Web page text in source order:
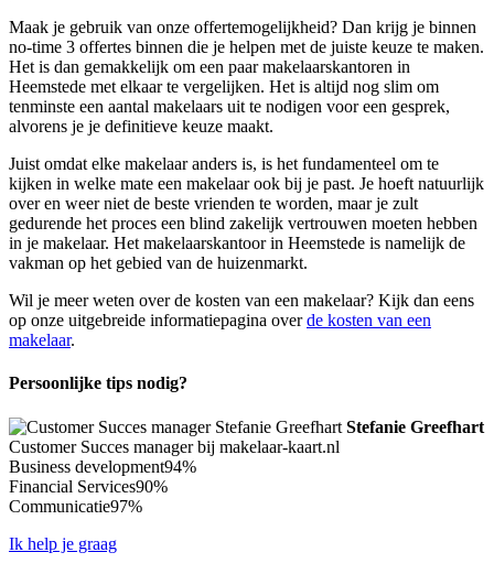
Maak je gebruik van onze offertemogelijkheid? Dan krijg je binnen
no-time 3 offertes binnen die je helpen met de juiste keuze te maken.
Het is dan gemakkelijk om een paar makelaarskantoren in
Heemstede met elkaar te vergelijken. Het is altijd nog slim om
tenminste een aantal makelaars uit te nodigen voor een gesprek,
alvorens je je definitieve keuze maakt.
Juist omdat elke makelaar anders is, is het fundamenteel om te
kijken in welke mate een makelaar ook bij je past. Je hoeft natuurlijk
over en weer niet de beste vrienden te worden, maar je zult
gedurende het proces een blind zakelijk vertrouwen moeten hebben
in je makelaar. Het makelaarskantoor in Heemstede is namelijk de
vakman op het gebied van de huizenmarkt.
Wil je meer weten over de kosten van een makelaar? Kijk dan eens
op onze uitgebreide informatiepagina overde kosten van een
makelaar.
Persoonlijke tips nodig?
Stefanie Greefhart
Customer Succes manager bij makelaar-kaart.nl
Business development94%
Financial Services90%
Communicatie97%
Ik help je graag